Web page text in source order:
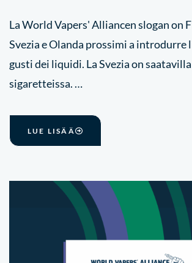
La World Vapers' Alliancen slogan on
Svezia e Olanda prossimi a
gusti dei liquidi. La Svezia on
sigaretteissa. …
LUE LISÄÄ